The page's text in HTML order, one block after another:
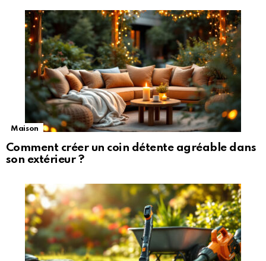
Maison
Comment créer un coin détente agréable dans
son extérieur ?